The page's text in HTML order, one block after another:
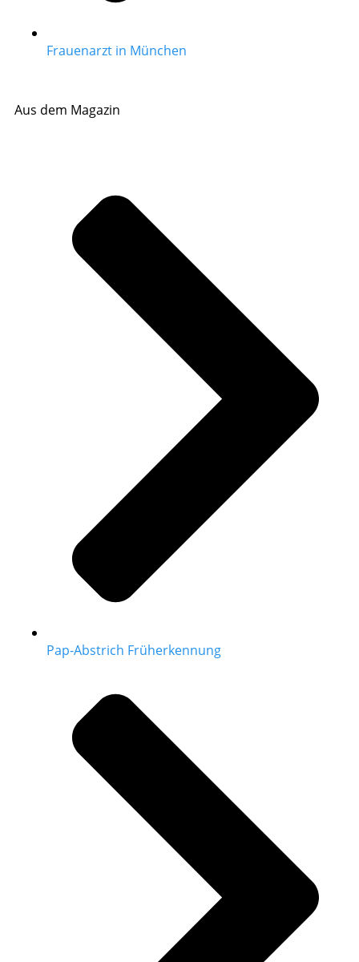
Frauenarzt in München
Aus dem Magazin
Pap-Abstrich Früherkennung